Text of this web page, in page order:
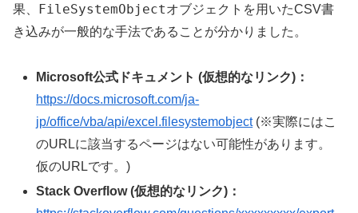
果、
FileSystemObjectオブジェクトを用いたCSV書
き込みが一般的な手法であることが分かりました。
Microsoft公式ドキュメント (仮想的なリンク)：
https://docs.microsoft.com/ja-
jp/office/vba/api/excel.filesystemobject(※実際にはこ
のURLに該当するページはない可能性があります。
仮のURLです。)
Stack Overflow (仮想的なリンク)：